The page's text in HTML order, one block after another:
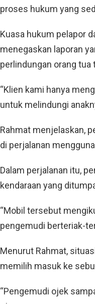
proses hukum yang
Kuasa hukum pelapor
menegaskan laporan
perlindungan orang tua
“Klien kami hanya
untuk melindungi
Rahmat menjelaskan,
di perjalanan
Dalam perjalanan itu,
kendaraan yang
“Mobil tersebut
pengemudi berteriak-
Menurut Rahmat,
memilih masuk ke
“Pengemudi ojek